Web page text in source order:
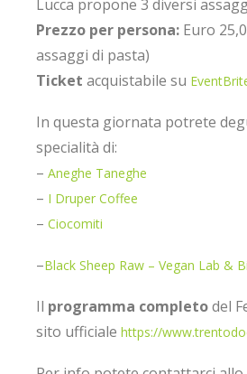
Lucca propone 3 diversi
Prezzo per persona: Euro
assaggi di pasta)
Ticket acquistabile su
In questa giornata potrete
specialità di:
– Aneghe Taneghe
– I Druper Coffee
– Ciocomiti
–Black Sheep Raw – Vegan Lab &
Il programma completodel
sito ufficiale https://